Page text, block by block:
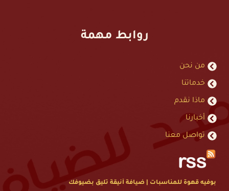
روابط مهمة
من نحن
خدماتنا
ماذا نقدم
أخبارنا
تواصل معنا
بوفيه قهوة للمناسبات | ضيافة أنيقة تليق بضيوفك